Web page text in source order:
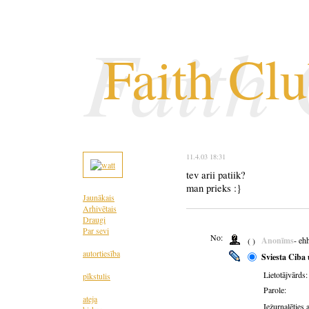
Faith
Faith
Jaunākais
Arhivētais
Draugi
Par sevi
autortiesība
pīkstulis
ateja
11.4.03 18:31
tev arii patiik?
man prieks :}
No: ( ) Anonīms-
Sviesta Ciba
Lietotājvārds:
Parole:
Iežurnalēties